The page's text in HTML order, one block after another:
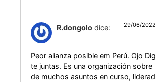
R.dongolo dice: 29/06/
Peor alianza posible em Perú. Ojo
te juntas. Es una organización
de muchos asuntos en curso,